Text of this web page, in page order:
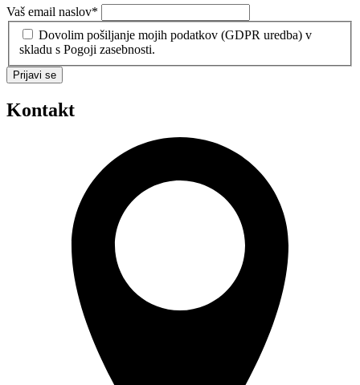
Vaš email naslov*
Dovolim pošiljanje mojih podatkov (GDPR uredba) v
skladu s Pogoji zasebnosti.
Prijavi se
Kontakt